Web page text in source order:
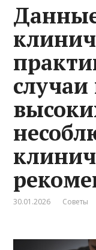
30.01.2026 Советы